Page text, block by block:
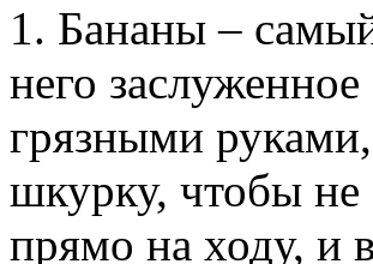
1. Бананы –
него
грязными
шкурку, чтобы не
прямо на ходу, и